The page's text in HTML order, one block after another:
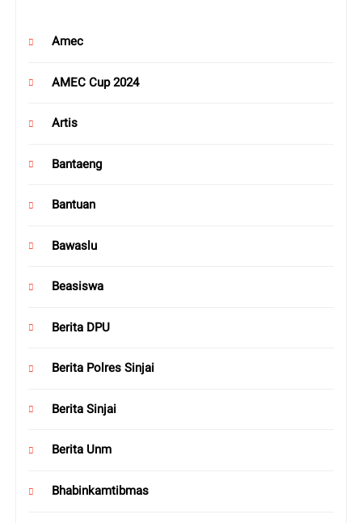
Amec
AMEC Cup 2024
Artis
Bantaeng
Bantuan
Bawaslu
Beasiswa
Berita DPU
Berita Polres Sinjai
Berita Sinjai
Berita Unm
Bhabinkamtibmas